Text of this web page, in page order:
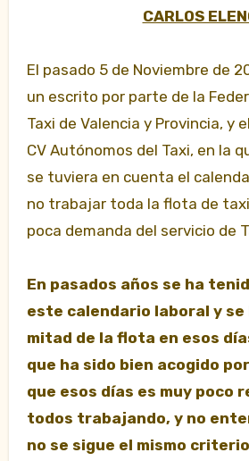
CARLOS
El pasado 5 de Noviembre de
un escrito por parte de la
Taxi de Valencia y Provincia, y
CV Autónomos del Taxi, en la
se tuviera en cuenta el
no trabajar toda la flota de
poca demanda del servicio de
En pasados años se ha
este calendario laboral y
mitad de la flota en esos
que ha sido bien acogido
que esos días es muy poco
todos trabajando, y no
no se sigue el mismo